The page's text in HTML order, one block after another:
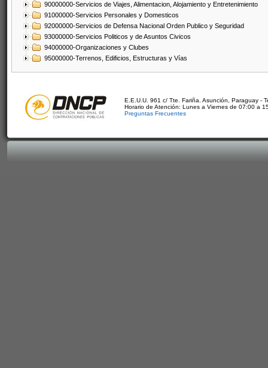
90000000-Servicios de Viajes, Alimentacion, Alojamiento y Entretenimiento
91000000-Servicios Personales y Domesticos
92000000-Servicios de Defensa Nacional Orden Publico y Seguridad
93000000-Servicios Politicos y de Asuntos Civicos
94000000-Organizaciones y Clubes
95000000-Terrenos, Edificios, Estructuras y Vías
E.E.U.U. 961 c/ Tte. Fariña. Asunción, Paraguay -
Horario de Atención: Lunes a Viernes de 07:00 a
Preguntas Frecuentes